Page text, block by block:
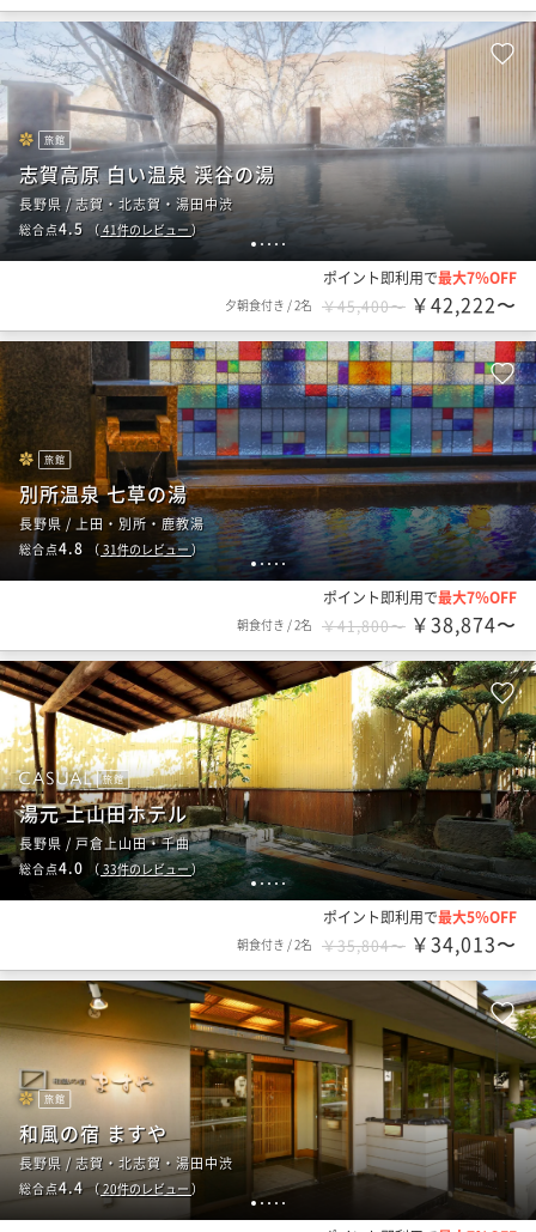
1 2 345
旅館
志賀高原 白い温泉 渓谷の湯
長野県 / 志賀・北志賀・湯田中渋
総合点4.5 （ 41件のレビュー）
ポイント即利用で最大7％OFF
夕朝食付き /2名 ￥45,400〜 ￥42,222〜
12345
旅館
別所温泉 七草の湯
長野県 / 上田・別所・鹿教湯
総合点4.8 （ 31件のレビュー）
ポイント即利用で最大7％OFF
朝食付き /2名 ￥41,800〜 ￥38,874〜
1 2 34 5
旅館
湯元 上山田ホテル
長野県 / 戸倉上山田・千曲
総合点4.0 （ 33件のレビュー）
ポイント即利用で最大5％OFF
朝食付き /2名 ￥35,804〜 ￥34,013〜
12 3 4 5
旅館
和風の宿 ますや
長野県 / 志賀・北志賀・湯田中渋
総合点4.4（20件のレビュー）